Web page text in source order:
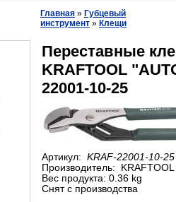
Главная » Губцевый
инструмент » Клещи
Переставные
KRAFTOOL
22001-10-25
Артикул: KRAF-22001-10-25
Производитель:
KRAFTOOL
Вес продукта: 0.36 kg
Снят с производства